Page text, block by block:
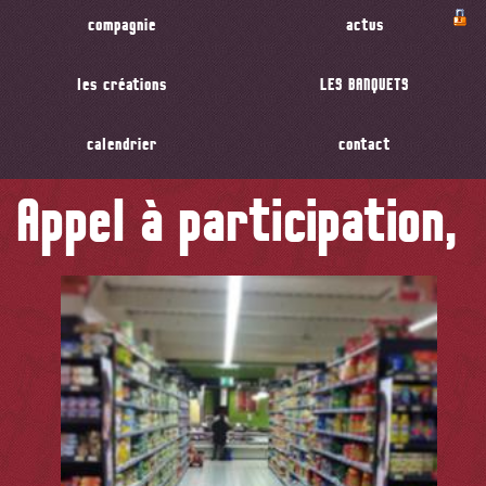
compagnie actus
les créations LES BANQUETS
calendrier contact
Appel à participation,